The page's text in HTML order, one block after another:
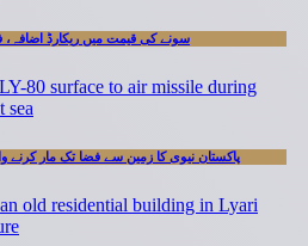
سونے کی قیمت میں ریکارڈ اضافہ، فی تولہ سونا 4
پاکستان نیوی کا زمین سے فضا تک مار کرنے والے ایل وائی 80